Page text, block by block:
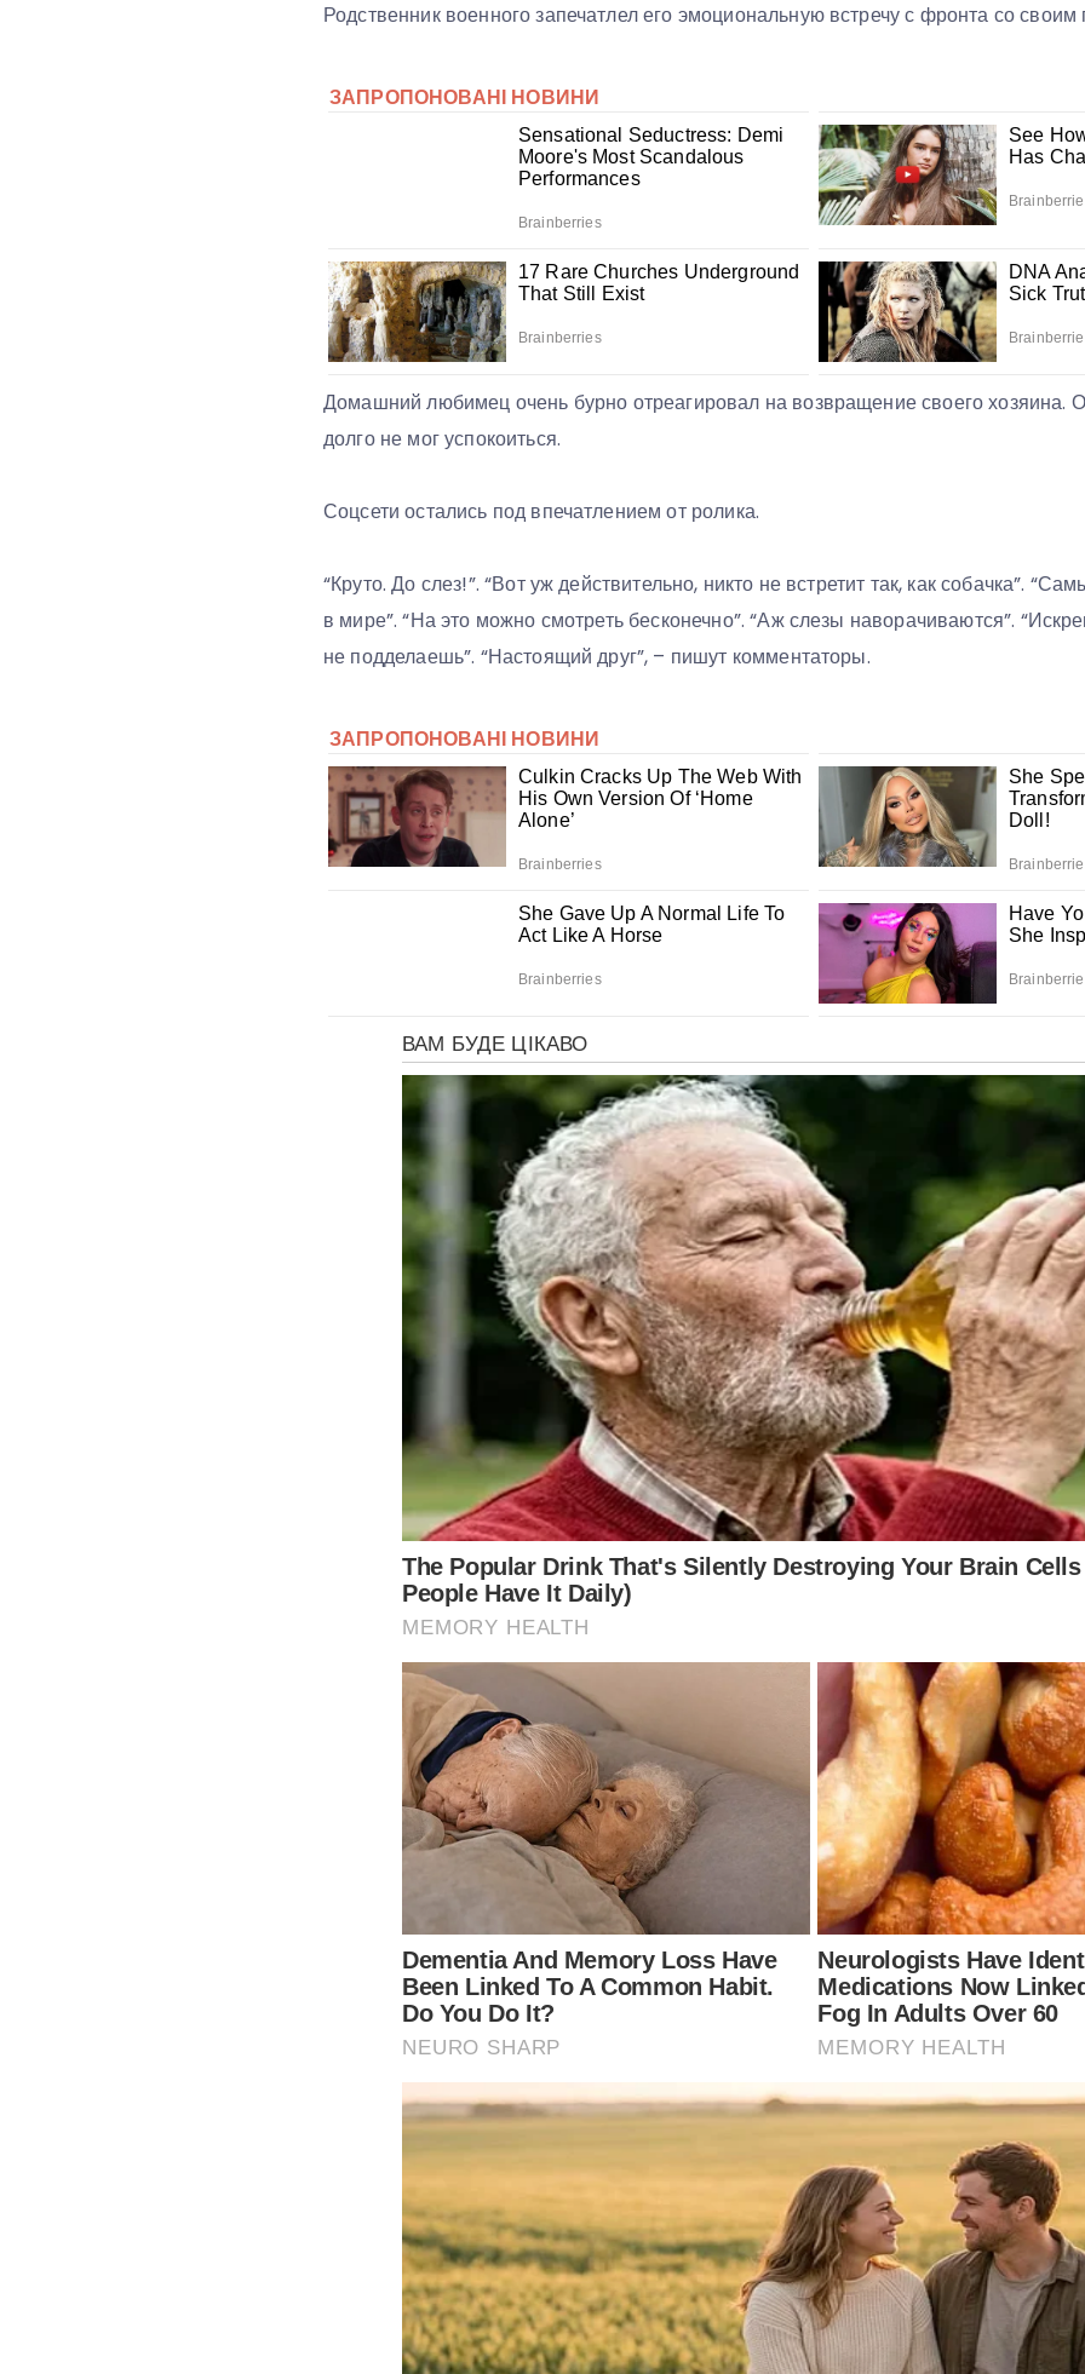
Родственник военного запечатлел его эмоциональную встречу с фронта со
Домашний любимец очень бурно отреагировал на возвращение своего хозяина.
долго не мог успокоиться.
Соцсети остались под впечатлением от ролика.
“Круто. До слез!”. “Вот уж действительно, никто не встретит так, как собачка”.
в мире”. “На это можно смотреть бесконечно”. “Аж слезы наворачиваются”.
не подделаешь”. “Настоящий друг”, – пишут комментаторы.